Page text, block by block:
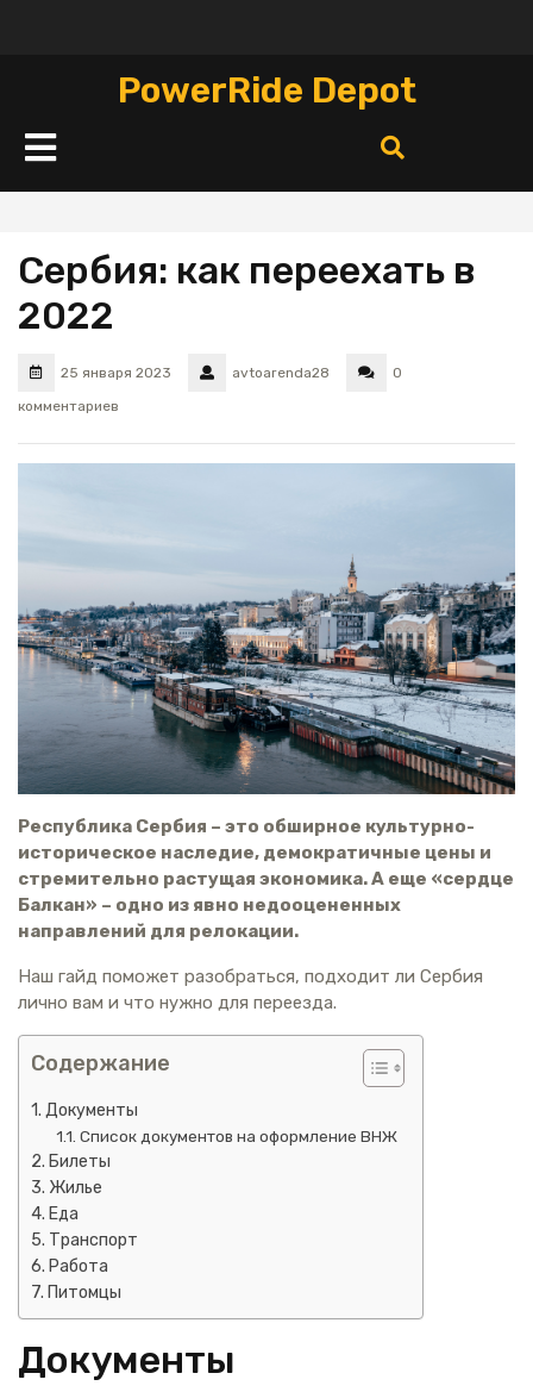
PowerRide Depot
Кнопка
Открыть
Сербия: как переехать в
2022
25 января 2023 avtoarenda28
0
комментариев
Республика Сербия – это обширное культурно-
историческое наследие, демократичные цены и
стремительно растущая экономика. А еще «сердце
Балкан» – одно из явно недооцененных
направлений для релокации.
Наш гайд поможет разобраться, подходит ли Сербия
лично вам и что нужно для переезда.
Содержание
Документы
Список документов на оформление ВНЖ
Билеты
Жилье
Еда
Транспорт
Работа
Питомцы
Документы